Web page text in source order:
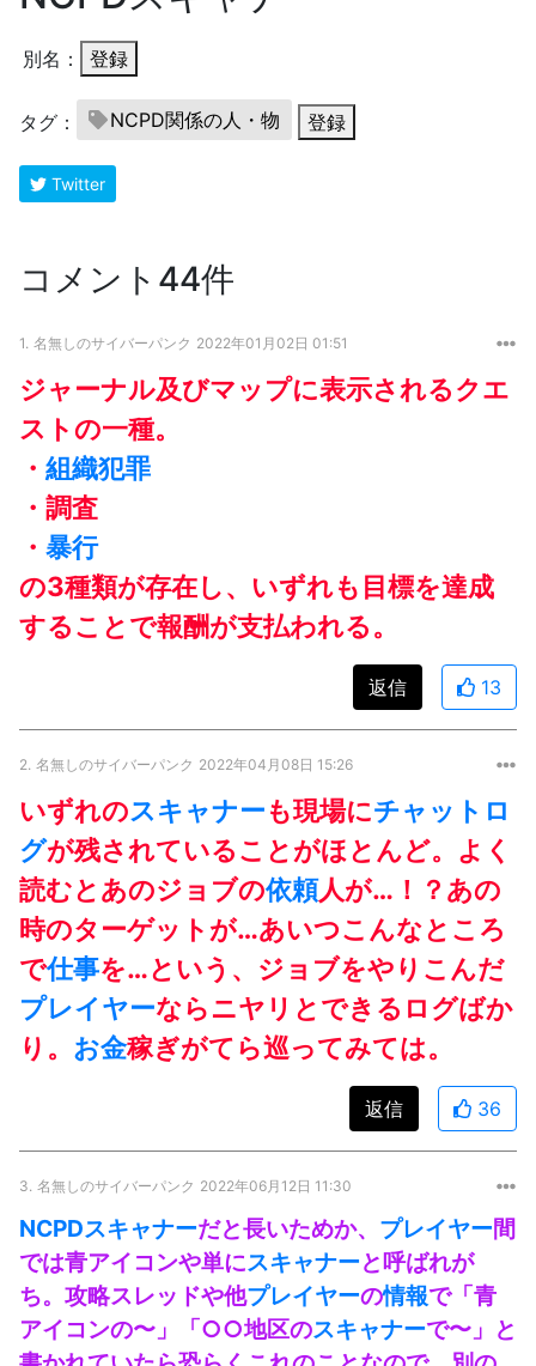
別名： 登録
タグ： NCPD関係の人・物 登録
Twitter
コメント44件
1. 名無しのサイバーパンク 2022年01月02日 01:51
ジャーナル及びマップに表示されるクエ
ストの一種。
・ 組織犯罪
・調査
・ 暴行
の3種類が存在し、いずれも目標を達成
することで報酬が支払われる。
返信 13
2. 名無しのサイバーパンク 2022年04月08日 15:26
いずれのスキャナーも現場にチャットロ
グが残されていることがほとんど。よく
読むとあのジョブの依頼人が…！？あの
時のターゲットが…あいつこんなところ
で仕事を…という、ジョブをやりこんだ
プレイヤーならニヤリとできるログばか
り。 お金稼ぎがてら巡ってみては。
返信 36
3. 名無しのサイバーパンク 2022年06月12日 11:30
NCPDスキャナーだと長いためか、 プレイヤー間
では青アイコンや単にスキャナーと呼ばれが
ち。攻略スレッドや他プレイヤーの情報で「青
アイコンの〜」「○○地区のスキャナーで〜」と